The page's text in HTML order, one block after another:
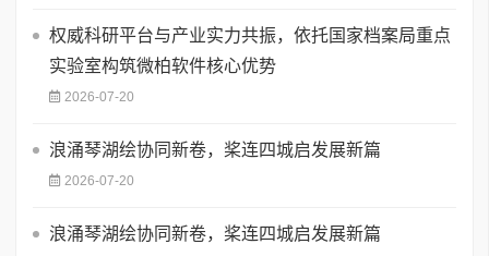
权威科研平台与产业实力共振，依托国家档案局重点
实验室构筑微柏软件核心优势
2026-07-20
浪涌琴湖绘协同新卷，桨连四城启发展新篇
2026-07-20
浪涌琴湖绘协同新卷，桨连四城启发展新篇